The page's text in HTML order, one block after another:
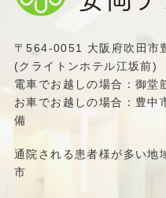
〒564-0051 大阪府吹田市
(クライトンホテル江坂前)
電車でお越しの場合：御堂
お車でお越しの場合：豊
備
通院される患者様が多い地
市